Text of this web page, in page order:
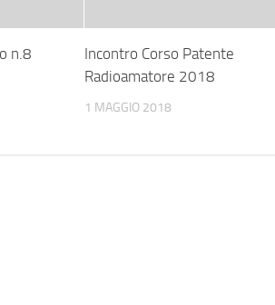
n.8
Incontro Corso Patente
Radioamatore 2018
1 MAGGIO 2018